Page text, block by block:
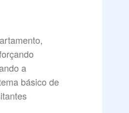
a
básico de